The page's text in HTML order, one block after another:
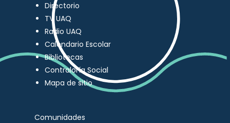
Directorio
TV UAQ
Radio UAQ
Calendario Escolar
Bibliotecas
Contraloría Social
Mapa de sitio
Comunidades